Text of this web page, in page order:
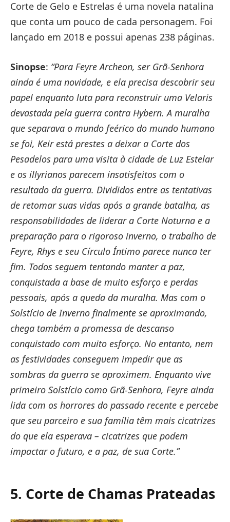
Corte de Gelo e Estrelas é uma novela natalina
que conta um pouco de cada personagem. Foi
lançado em 2018 e possui apenas 238 páginas.
Sinopse: “Para Feyre Archeon, ser Grã-Senhora
ainda é uma novidade, e ela precisa descobrir seu
papel enquanto luta para reconstruir uma Velaris
devastada pela guerra contra Hybern. A muralha
que separava o mundo feérico do mundo humano
se foi, Keir está prestes a deixar a Corte dos
Pesadelos para uma visita à cidade de Luz Estelar
e os illyrianos parecem insatisfeitos com o
resultado da guerra. Divididos entre as tentativas
de retomar suas vidas após a grande batalha, as
responsabilidades de liderar a Corte Noturna e a
preparação para o rigoroso inverno, o trabalho de
Feyre, Rhys e seu Círculo Íntimo parece nunca ter
fim. Todos seguem tentando manter a paz,
conquistada a base de muito esforço e perdas
pessoais, após a queda da muralha. Mas com o
Solstício de Inverno finalmente se aproximando,
chega também a promessa de descanso
conquistado com muito esforço. No entanto, nem
as festividades conseguem impedir que as
sombras da guerra se aproximem. Enquanto vive
primeiro Solstício como Grã-Senhora, Feyre ainda
lida com os horrores do passado recente e percebe
que seu parceiro e sua família têm mais cicatrizes
do que ela esperava – cicatrizes que podem
impactar o futuro, e a paz, de sua Corte.”
5. Corte de Chamas Prateadas